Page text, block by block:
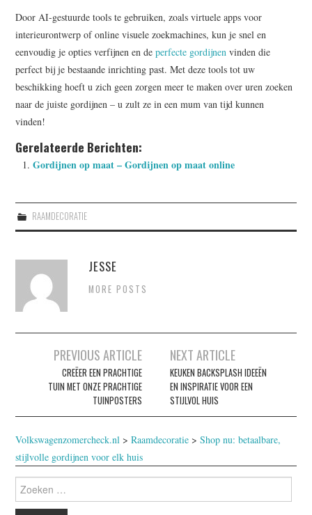
Door AI-gestuurde tools te gebruiken, zoals virtuele apps voor
interieurontwerp of online visuele zoekmachines, kun je snel en
eenvoudig je opties verfijnen en deperfecte gordijnen vinden die
perfect bij je bestaande inrichting past. Met deze tools tot uw
beschikking hoeft u zich geen zorgen meer te maken over uren zoeken
naar de juiste gordijnen – u zult ze in een mum van tijd kunnen
vinden!
Gerelateerde Berichten:
Gordijnen op maat – Gordijnen op maat online
RAAMDECORATIE
JESSE
MORE POSTS
Berichtnavigatie
PREVIOUS ARTICLE
CREËER EEN PRACHTIGE
TUIN MET ONZE PRACHTIGE
TUINPOSTERS
NEXT ARTICLE
KEUKEN BACKSPLASH IDEEËN
EN INSPIRATIE VOOR EEN
STIJLVOL HUIS
Volkswagenzomercheck.nl >Raamdecoratie >Shop nu: betaalbare,
stijlvolle gordijnen voor elk huis
Zoeken
naar: